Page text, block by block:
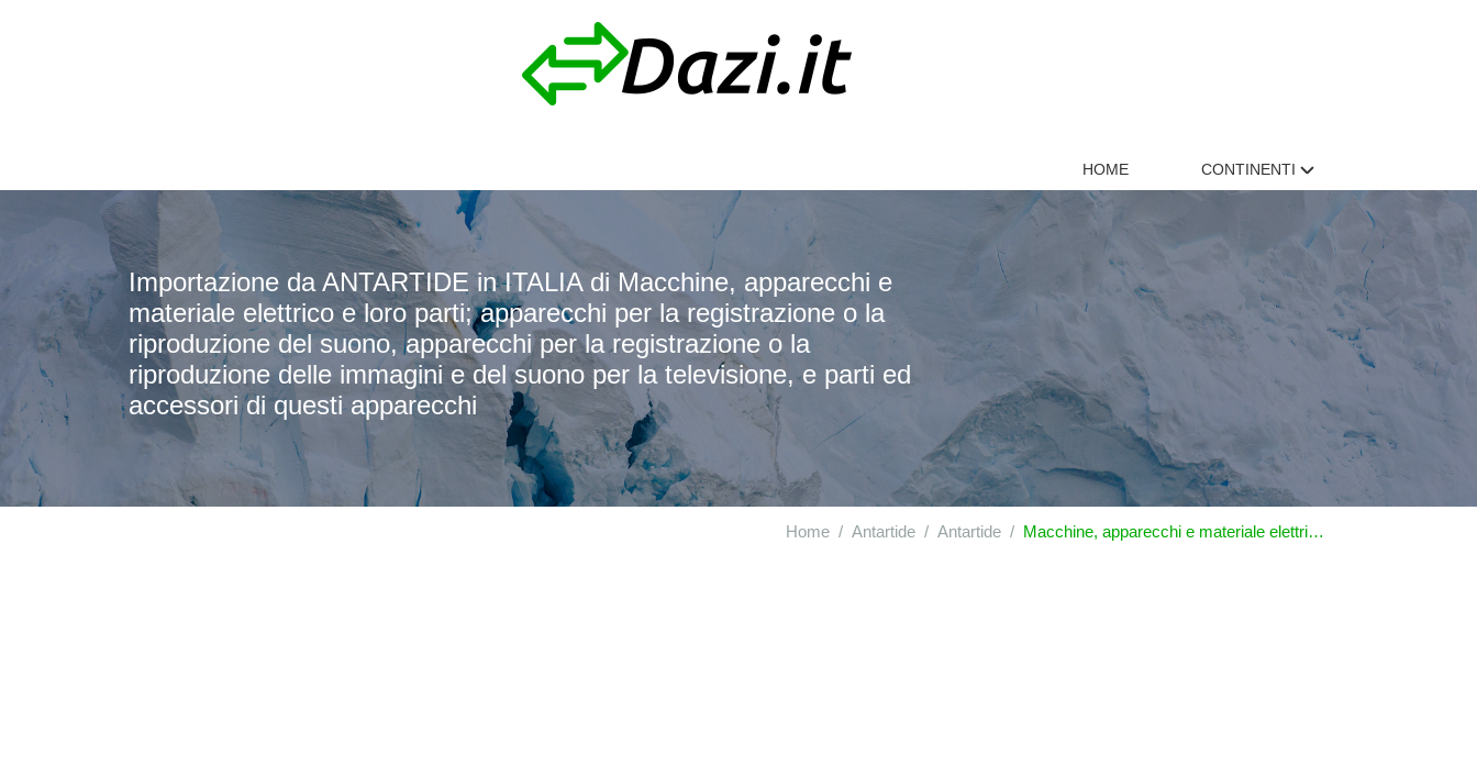
HOME CONTINENTI
Importazione da ANTARTIDE in ITALIA di Macchine, apparecchi e
materiale elettrico e loro parti; apparecchi per la registrazione o la
riproduzione del suono, apparecchi per la registrazione o la
riproduzione delle immagini e del suono per la televisione, e parti ed
accessori di questi apparecchi
Home Antartide Antartide Macchine, apparecchi e materiale elettrico e loro parti; apparecchi per la registrazione o la riproduzione del suono, apparecchi per la registrazione o la riproduzione delle immagini e del suono per la televisione, e parti ed accessori di questi apparecchi